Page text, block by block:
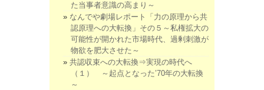
た当事者意識の高まり～
なんでや劇場レポート「力の原理から共
認原理への大転換」その５～私権拡大の
可能性が開かれた市場時代、過剰刺激が
物欲を肥大させた～
共認収束への大転換⇒実現の時代へ
（１） ～起点となった’70年の大転換
～